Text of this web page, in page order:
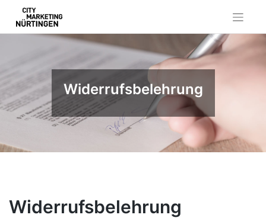
content
Widerrufsbelehrung
Widerrufsbelehrung